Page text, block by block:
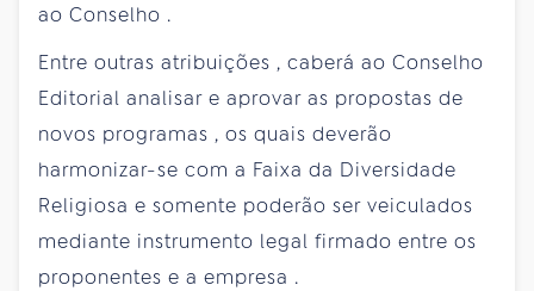
ao Conselho .
Entre outras atribuições , caberá ao Conselho
Editorial analisar e aprovar as propostas de
novos programas , os quais deverão
harmonizar-se com a Faixa da Diversidade
Religiosa e somente poderão ser veiculados
mediante instrumento legal firmado entre os
proponentes e a empresa .